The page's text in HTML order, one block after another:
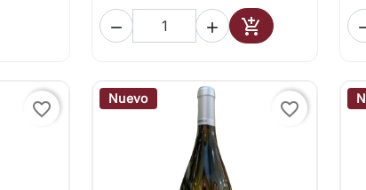
  
Añadir al carrito
favorite_border
Nuevo
favorite_border